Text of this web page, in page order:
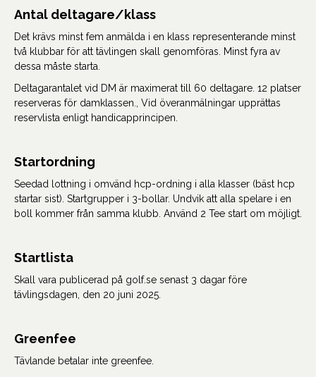
Antal deltagare/klass
Det krävs minst fem anmälda i en klass representerande minst
två klubbar för att tävlingen skall genomföras. Minst fyra av
dessa måste starta.
Deltagarantalet vid DM är maximerat till 60 deltagare. 12 platser
reserveras för damklassen., Vid överanmälningar upprättas
reservlista enligt handicapprincipen.
Startordning
Seedad lottning i omvänd hcp-ordning i alla klasser (bäst hcp
startar sist). Startgrupper i 3-bollar. Undvik att alla spelare i en
boll kommer från samma klubb. Använd 2 Tee start om möjligt.
Startlista
Skall vara publicerad på golf.se senast 3 dagar före
tävlingsdagen, den 20 juni 2025.
Greenfee
Tävlande betalar inte greenfee.